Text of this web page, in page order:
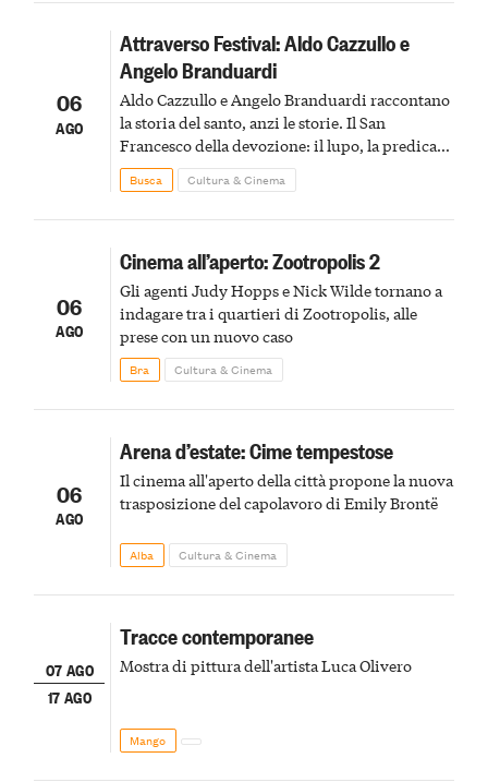
06
AGO
Attraverso Festival: Aldo Cazzullo e
Angelo Branduardi
Aldo Cazzullo e Angelo Branduardi raccontano
la storia del santo, anzi le storie. Il San
Francesco della devozione: il lupo, la predica
agli uccelli, le stimmate
Busca Cultura & Cinema
06
AGO
Cinema all’aperto: Zootropolis 2
Gli agenti Judy Hopps e Nick Wilde tornano a
indagare tra i quartieri di Zootropolis, alle
prese con un nuovo caso
Bra Cultura & Cinema
06
AGO
Arena d’estate: Cime tempestose
Il cinema all'aperto della città propone la nuova
trasposizione del capolavoro di Emily Brontë
Alba Cultura & Cinema
07 AGO
17 AGO
Tracce contemporanee
Mostra di pittura dell'artista Luca Olivero
Mango